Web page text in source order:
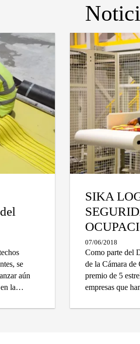
se
aún
la
SIKA
07/06/2018
Como parte del
de la Cámara
premio de 5
empresas que